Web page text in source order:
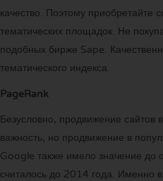
качество. Поэтому приобретайте
тематических площадок. Не
подобных бирже Sape.
тематического индекса.
PageRank
Безусловно, продвижение сайтов
важность, но продвижение в
Google также имело значение до
считалось до 2014 года. Именно